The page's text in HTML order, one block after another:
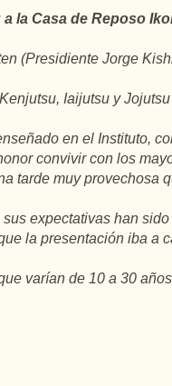
la Casa de Reposo
(Presidiente Jorge
Iaijutsu y
en el Instituto,
convivir con los
tarde muy
expectativas han
la presentación iba a
varían de 10 a 30